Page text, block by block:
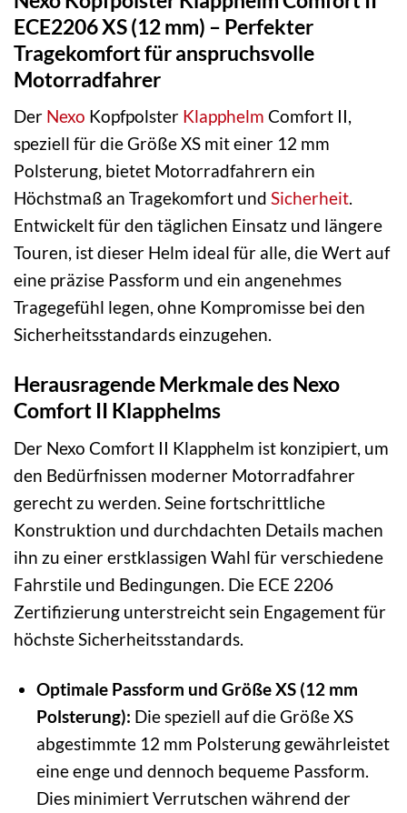
ECE2206 XS (12 mm) – Perfekter
Tragekomfort für anspruchsvolle
Motorradfahrer
Der Nexo Kopfpolster Klapphelm Comfort II,
speziell für die Größe XS mit einer 12 mm
Polsterung, bietet Motorradfahrern ein
Höchstmaß an Tragekomfort und Sicherheit.
Entwickelt für den täglichen Einsatz und längere
Touren, ist dieser Helm ideal für alle, die Wert auf
eine präzise Passform und ein angenehmes
Tragegefühl legen, ohne Kompromisse bei den
Sicherheitsstandards einzugehen.
Herausragende Merkmale des Nexo
Comfort II Klapphelms
Der Nexo Comfort II Klapphelm ist konzipiert, um
den Bedürfnissen moderner Motorradfahrer
gerecht zu werden. Seine fortschrittliche
Konstruktion und durchdachten Details machen
ihn zu einer erstklassigen Wahl für verschiedene
Fahrstile und Bedingungen. Die ECE 2206
Zertifizierung unterstreicht sein Engagement für
höchste Sicherheitsstandards.
Optimale Passform und Größe XS (12 mm
Polsterung): Die speziell auf die Größe XS
abgestimmte 12 mm Polsterung gewährleistet
eine enge und dennoch bequeme Passform.
Dies minimiert Verrutschen während der